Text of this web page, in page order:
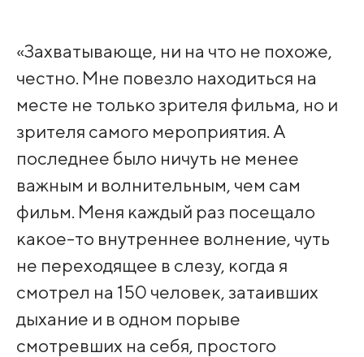
«Захватывающе, ни на что не похоже,
честно. Мне повезло находиться на
месте не только зрителя фильма, но и
зрителя самого мероприятия. А
последнее было ничуть не менее
важным и волнительным, чем сам
фильм. Меня каждый раз посещало
какое-то внутреннее волнение, чуть
не переходящее в слезу, когда я
смотрел на 150 человек, затаивших
дыхание и в одном порыве
смотревших на себя, простого